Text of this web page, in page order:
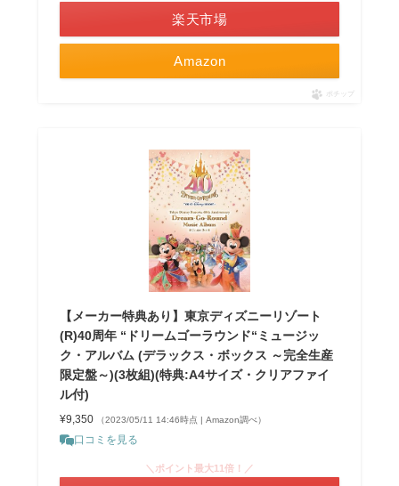
Amazon
楽天市場
ポチップ
【メーカー特典あり】東京ディズニーリゾート
(R)40周年 “ドリームゴーラウンド“ミュージッ
ク・アルバム (デラックス・ボックス ～完全生産
限定盤～)(3枚組)(特典:A4サイズ・クリアファイ
ル付)
¥9,350 （2023/05/11 14:46時点 | Amazon調べ）
口コミを見る
＼ポイント最大11倍！／